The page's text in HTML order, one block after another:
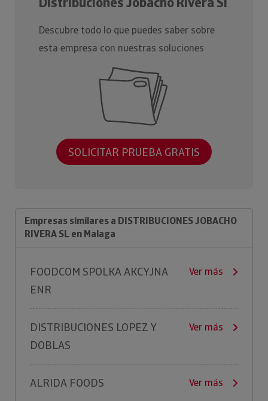
Descubre todo lo que puedes saber sobre
esta empresa con nuestras soluciones
SOLICITAR PRUEBA GRATIS
Empresas similares a DISTRIBUCIONES JOBACHO
RIVERA SL en Malaga
FOODCOM SPOLKA AKCYJNA
ENR
Ver más
DISTRIBUCIONES LOPEZ Y
DOBLAS
Ver más
ALRIDA FOODS Ver más